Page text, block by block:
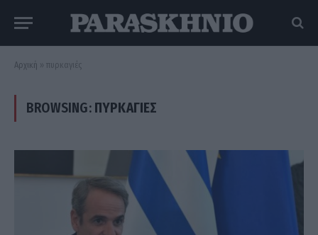
Αρχική » πυρκαγιές
BROWSING: ΠΥΡΚΑΓΙΈΣ